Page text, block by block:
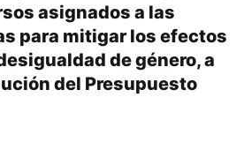
asignados a las
para mitigar los efectos
de género, a
del Presupuesto